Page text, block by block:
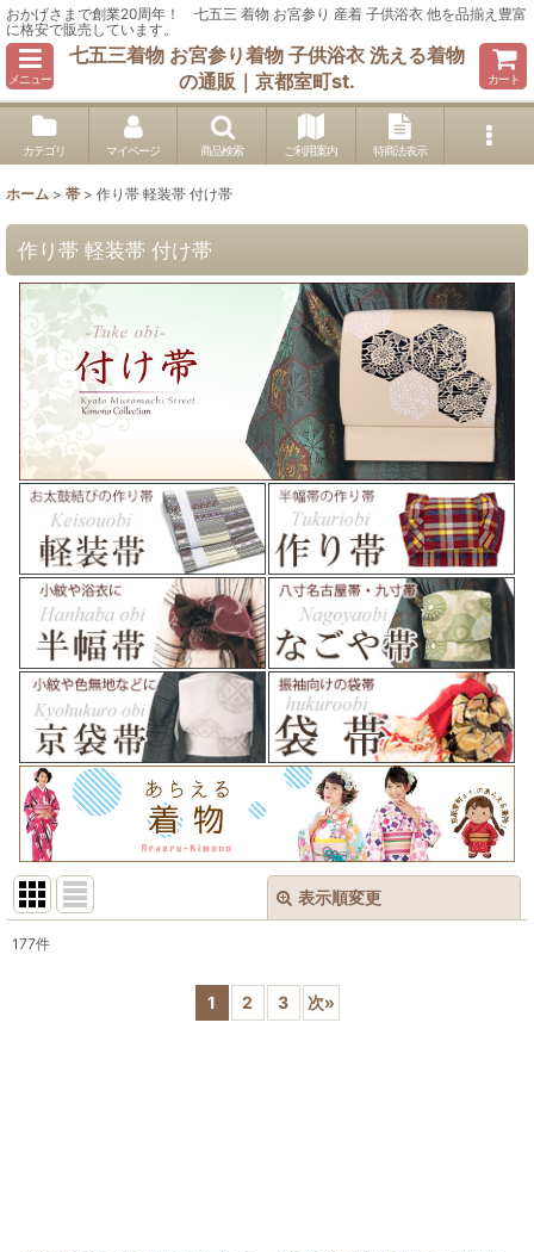
おかげさまで創業20周年！ 七五三 着物 お宮参り 産着 子供浴衣 他を品揃え豊富
に格安で販売しています。
メニュー
七五三着物 お宮参り着物 子供浴衣 洗える着物
の通販｜京都室町st.
カート
カテゴリ マイページ 商品検索 ご利用案内 特商法表示
ホーム > 帯 > 作り帯 軽装帯 付け帯
作り帯 軽装帯 付け帯
表示順変更
177件
1 2 3 次»